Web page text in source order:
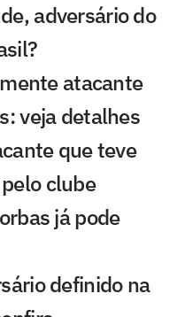
adversário do
atacante
veja detalhes
que teve
clube
já pode
definido na